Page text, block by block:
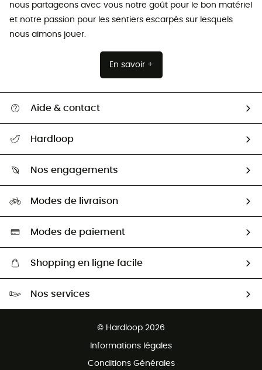
nous partageons avec vous notre goût pour le bon matériel
et notre passion pour les sentiers escarpés sur lesquels
nous aimons jouer.
En savoir +
Aide & contact
Guide des tailles
Seconde Main
Aide & Contact
Hardloop
HardGuides
Nos engagements
Sélection éco-responsable
Modes de livraison
Modes de paiement
Shopping en ligne facile
Nos services
© Hardloop 2026
Informations légales
Conditions Générales